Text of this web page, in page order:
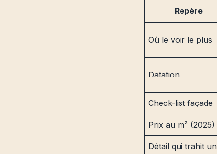
Repère
Où le voir le plus
Datation
Check-list façade
Prix au m² (2025)
Détail qui trahit un